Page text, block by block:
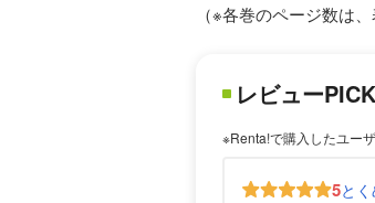
（※各巻のページ数は
レビュー
※Renta!で購入したユー
5と